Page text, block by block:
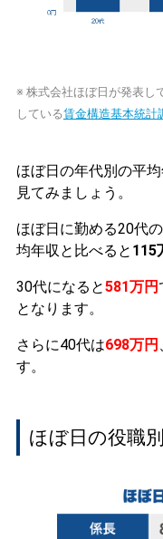
※ 株式会社ほぼ日が発表し
している賃金構造基本統計
ほぼ日の年代別の平
見てみましょう。
ほぼ日に勤める20代
均年収と比べると 115
30代になると581万円
となります。
さらに40代は698万円
す。
ほぼ日の役職